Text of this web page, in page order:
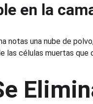
en la
notas una nube de
las células muertas que